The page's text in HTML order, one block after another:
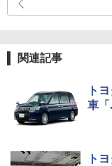
関連記事
ト
車「
ト